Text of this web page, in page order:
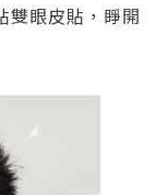
雙眼皮貼，睜開